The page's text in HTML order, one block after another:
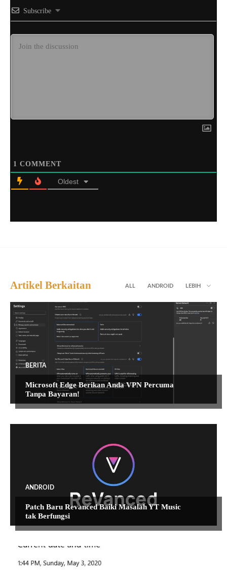
Subscribe
1 COMMENT
Oldest
Artikel Berkaitan ALL ANDROID LEBIH
BERITA
Microsoft Edge Berikan Anda VPN Percuma
Tanpa Bayaran!
ANDROID
Patch Baru Revanced Baiki Masalah YT Music
tak Berfungsi